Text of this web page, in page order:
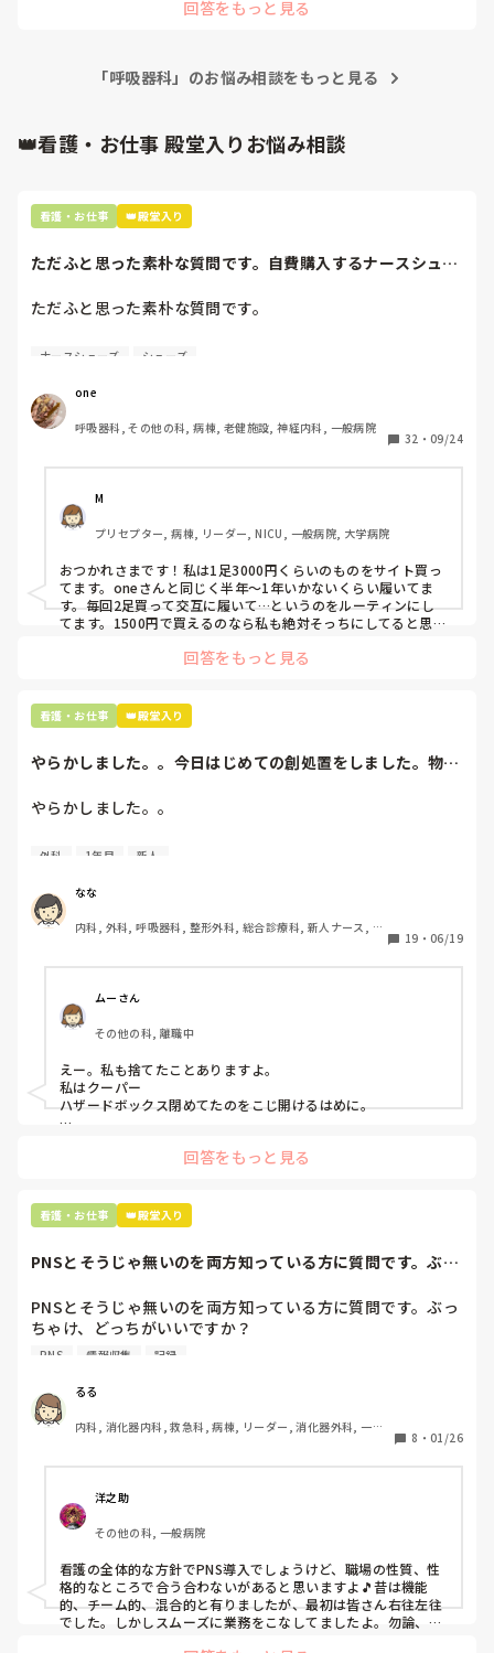
回答をもっと見る
「呼吸器科」のお悩み相談をもっと見る
👑看護・お仕事 殿堂入りお悩み相談
看護・お仕事 👑殿堂入り
ただふと思った素朴な質問です。自費購入するナースシュー
ただふと思った素朴な質問です。
自費購入するナースシューズ(職場で使用してる靴)っていく
わたしの職場の指定は「白のスニーカー」。
すぐに汚くなるので1,500円は絶対に超えたくない思いがあ
半年〜1年未満で交換しています。
職場の人が「ナースシューズに3000円以上は出せない」っ
て言ってて、わたしの倍額は出せるのか！とびっくりしたの
で、世の皆さんはどうなのかなと…🤔
ナースシューズ シューズ
one
呼吸器科, その他の科, 病棟, 老健施設, 神経内科, 一般病院
32 ・ 09/24
M
プリセプター, 病棟, リーダー, NICU, 一般病院, 大学病院
おつかれさまです！私は1足3000円くらいのものをサイト買っ
てます。oneさんと同じく半年〜1年いかないくらい履いてま
す。毎回2足買って交互に履いて…というのをルーティンにし
てます。1500円で買えるのなら私も絶対そっちにしてると思う
回答をもっと見る
看護・お仕事 👑殿堂入り
やらかしました。。今日はじめての創処置をしました。物品
やらかしました。。
今日はじめての創処置をしました。
ゴミと一緒に、ノリで鑷子達を捨てました。。
患者に使用した物品は使い捨て、という認識が頭の中にあっ
て…。
プリセプターに
「普通鑷子捨てる！？明らかに使い捨てて良いような安物じ
ゃないよね？」
「そんなミスした新人、あなたが初めてだよ」
と言われました。。
たしかに、よくよく考えてみれば
手術室で使った物品も全部滅菌して使いまわすし、
なんで頭回らなかったんだろう😭
市長さんは、
患者さんに迷惑かけたわけじゃないから大丈夫、
自分が情けなくて情けなくて😭
こんなバカな私をせめて笑い飛ばしてください笑
外科 1年目 新人
なな
内科, 外科, 呼吸器科, 整形外科, 総合診療科, 新人ナース, 脳
19 ・ 06/19
ムーさん
その他の科, 離職中
えー。私も捨てたことありますよ。
私はクーパー
ハザードボックス閉めてたのをこじ開けるはめに。
に出しちゃったり。(これは問題か💦)
回答をもっと見る
看護・お仕事 👑殿堂入り
PNSとそうじゃ無いのを両方知っている方に質問です。ぶっ
PNSとそうじゃ無いのを両方知っている方に質問です。ぶっ
ちゃけ、どっちがいいですか？
後、PNSを廃止しました。
私は、そのPNSを廃止した病棟からまだPNSをやっている病
棟に9月に異動してきました。
じざるを得ませんでした。
色々な病棟に入院したことのある患者さんも、「(私が異動
する前の病棟の方が)新人が患者から見てもよく動けてた
よ」と言っていました。
現病棟はPNSだけれども、結局は忙しくて、新人の面倒を見
てられず、清潔ケアや単純に点滴を繋げてくるなど、簡単な
仕事しか新人にさせていませんでした。PNSを廃止した病棟
では、イベントは必ずと言っていいほど新人に担当させて、
PNS 情報収集 記録
るる
内科, 消化器内科, 救急科, 病棟, リーダー, 消化器外科, 一般
8 ・ 01/26
洋之助
その他の科, 一般病院
看護の全体的な方針でPNS導入でしょうけど、職場の性質、性
格的なところで合う合わないがあると思いますよ🎵昔は機能
的、チーム的、混合的と有りましたが、最初は皆さん右往左往
でした。しかしスムーズに業務をこなしてましたよ。勿論、指